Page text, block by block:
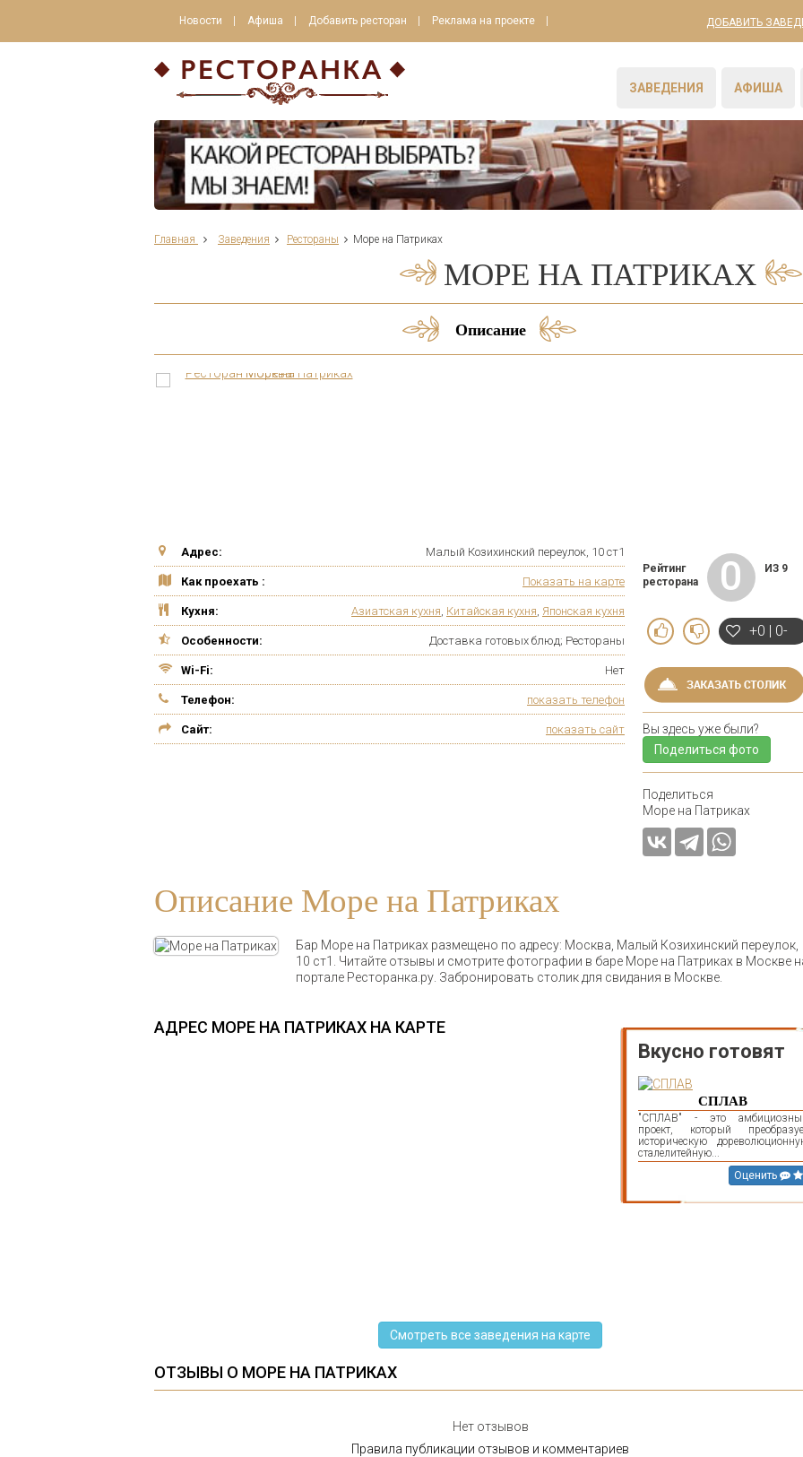
Новости Афиша Добавить ресторан Реклама на проекте ДОБАВИТЬ
ЗАВЕДЕНИЯ АФИША
Главная Заведения Рестораны Море на Патриках
МОРЕ НА ПАТРИКАХ
Описание
Адрес: Малый Козихинский переулок, 10 ст1
Как проехать : Показать на карте
Кухня: Азиатская кухня, Китайская кухня, Японская кухня
Особенности: Доставка готовых блюд; Рестораны
Wi-Fi: Нет
Телефон: показать телефон
Сайт: показать сайт
Рейтинг
ресторана
0 ИЗ 9
+0 | 0-
Вы здесь уже были?
Поделиться фото
Поделиться
Море на Патриках
Описание Море на Патриках
Бар Море на Патриках размещено по адресу: Москва, Малый Козихинский переулок,
10 ст1. Читайте отзывы и смотрите фотографии в баре Море на Патриках в Москве
портале Ресторанка.ру. Забронировать столик для свидания в Москве.
АДРЕС МОРЕ НА ПАТРИКАХ НА КАРТЕ
Вкусно готовят
СПЛАВ
"СПЛАВ" - это
проект, который
историческую
сталелитейную...
Оценить
Смотреть все заведения на карте
ОТЗЫВЫ О МОРЕ НА ПАТРИКАХ
Нет отзывов
Правила публикации отзывов и комментариев